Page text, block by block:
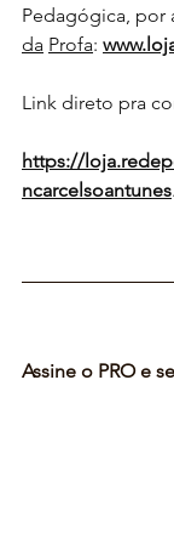
Pedagógica, por
da Profa:
Link direto pra
https://
ncarcelsoantunes.
Assine o PRO e